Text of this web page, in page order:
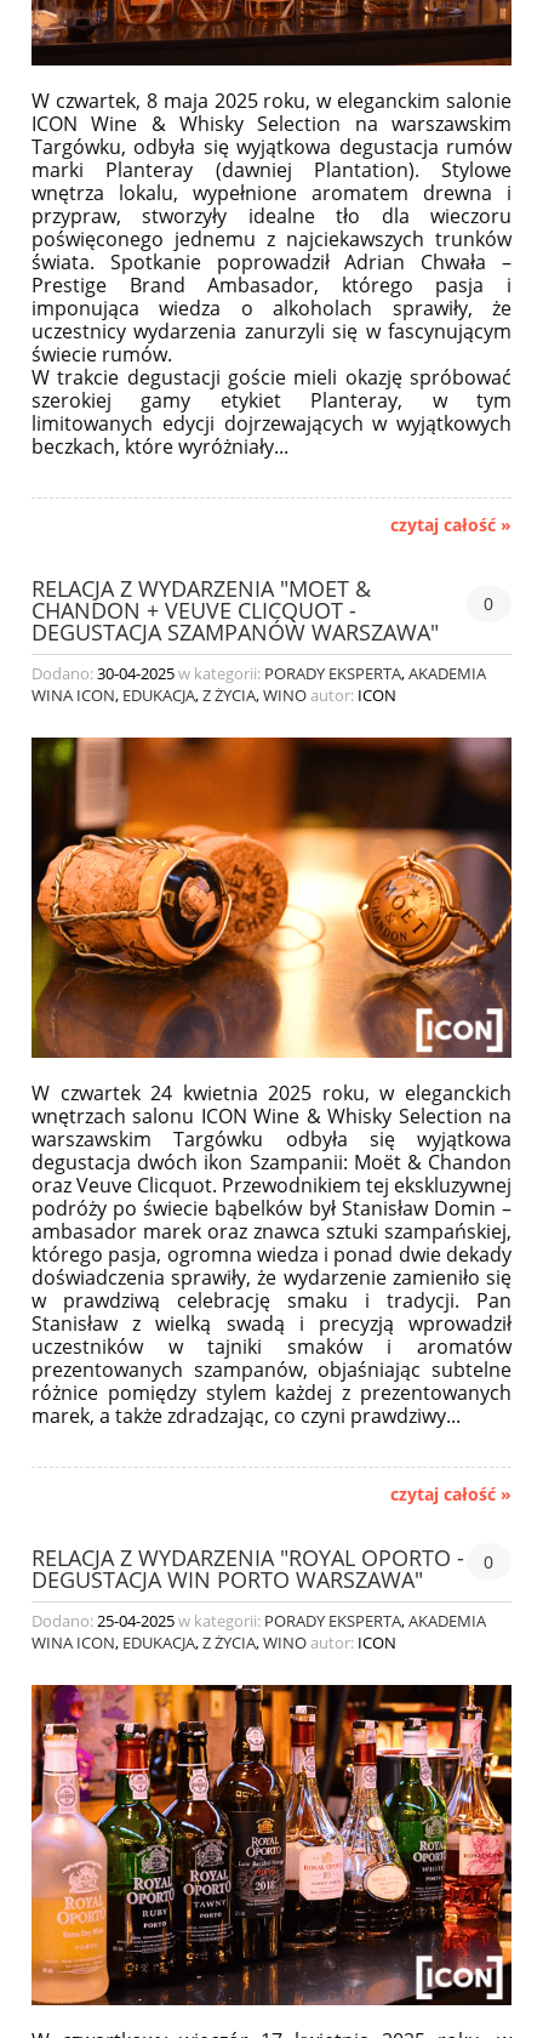
W czwartek, 8 maja 2025 roku, w eleganckim salonie
ICON Wine & Whisky Selection na warszawskim
Targówku, odbyła się wyjątkowa degustacja rumów
marki Planteray (dawniej Plantation). Stylowe
wnętrza lokalu, wypełnione aromatem drewna i
przypraw, stworzyły idealne tło dla wieczoru
poświęconego jednemu z najciekawszych trunków
świata. Spotkanie poprowadził Adrian Chwała –
Prestige Brand Ambasador, którego pasja i
imponująca wiedza o alkoholach sprawiły, że
uczestnicy wydarzenia zanurzyli się w fascynującym
świecie rumów.
W trakcie degustacji goście mieli okazję spróbować
szerokiej gamy etykiet Planteray, w tym
limitowanych edycji dojrzewających w wyjątkowych
beczkach, które wyróżniały...
czytaj całość »
RELACJA Z WYDARZENIA "MOET &
CHANDON + VEUVE CLICQUOT -
DEGUSTACJA SZAMPANÓW WARSZAWA"
0
Dodano:30-04-2025w kategorii: PORADY EKSPERTA,AKADEMIA
WINA ICON, EDUKACJA,Z ŻYCIA,WINOautor: ICON
W czwartek 24 kwietnia 2025 roku, w eleganckich
wnętrzach salonu ICON Wine & Whisky Selection na
warszawskim Targówku odbyła się wyjątkowa
degustacja dwóch ikon Szampanii: Moët & Chandon
oraz Veuve Clicquot. Przewodnikiem tej ekskluzywnej
podróży po świecie bąbelków był Stanisław Domin –
ambasador marek oraz znawca sztuki szampańskiej,
którego pasja, ogromna wiedza i ponad dwie dekady
doświadczenia sprawiły, że wydarzenie zamieniło się
w prawdziwą celebrację smaku i tradycji. Pan
Stanisław z wielką swadą i precyzją wprowadził
uczestników w tajniki smaków i aromatów
prezentowanych szampanów, objaśniając subtelne
różnice pomiędzy stylem każdej z prezentowanych
marek, a także zdradzając, co czyni prawdziwy...
czytaj całość »
RELACJA Z WYDARZENIA "ROYAL OPORTO -
DEGUSTACJA WIN PORTO WARSZAWA"
0
Dodano:25-04-2025w kategorii: PORADY EKSPERTA,AKADEMIA
WINA ICON, EDUKACJA,Z ŻYCIA,WINOautor: ICON